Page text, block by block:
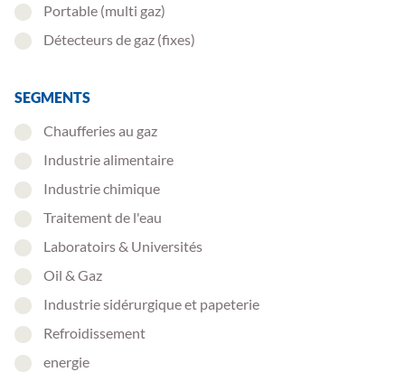
Portable (multi gaz)
Détecteurs de gaz (fixes)
SEGMENTS
Chaufferies au gaz
Industrie alimentaire
Industrie chimique
Traitement de l'eau
Laboratoirs & Universités
Oil & Gaz
Industrie sidérurgique et papeterie
Refroidissement
energie